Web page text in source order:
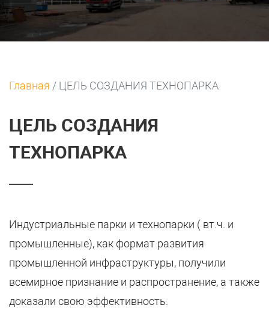
Главная / ЦЕЛЬ СОЗДАНИЯ ТЕХНОПАРКА
ЦЕЛЬ СОЗДАНИЯ
ТЕХНОПАРКА
Индустриальные парки и технопарки ( вт.ч. и
промышленные), как формат развития
промышленной инфраструктуры, получили
всемирное признание и распространение, а также
доказали свою эффективность.